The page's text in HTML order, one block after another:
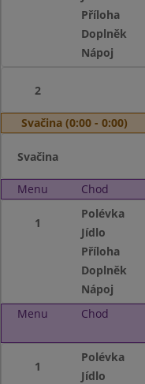
Příloha
Doplněk
Nápoj
2
Svačina (0:00 - 0:00)
Svačina
Menu Chod
1
Polévka
Jídlo
Příloha
Doplněk
Nápoj
Menu
Chod
1
Polévka
Jídlo